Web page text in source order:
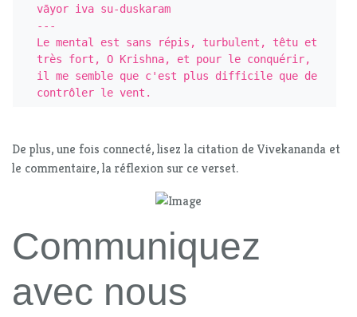
vāyor iva su-duskaram
---
Le mental est sans répis, turbulent, têtu et
très fort, O Krishna, et pour le conquérir,
il me semble que c'est plus difficile que de
contrôler le vent.
De plus, une fois connecté, lisez la citation de Vivekananda et
le commentaire, la réflexion sur ce verset.
Communiquez
avec nous